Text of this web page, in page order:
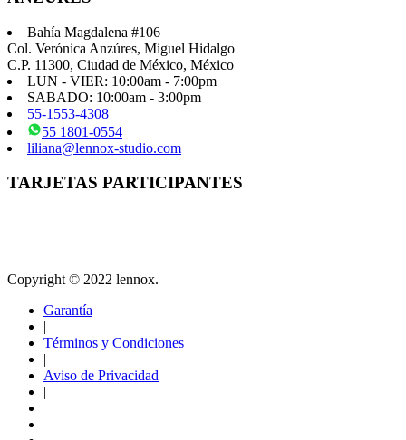
Bahía Magdalena #106
Col. Verónica Anzúres, Miguel Hidalgo
C.P. 11300, Ciudad de México, México
LUN - VIER: 10:00am - 7:00pm
SABADO: 10:00am - 3:00pm
55-1553-4308
55 1801-0554
liliana@lennox-studio.com
TARJETAS PARTICIPANTES
Copyright © 2022 lennox.
Garantía
|
Términos y Condiciones
|
Aviso de Privacidad
|